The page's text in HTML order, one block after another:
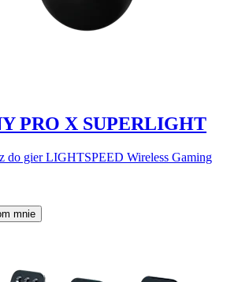
PRO X SUPERLIGHT
do gier LIGHTSPEED Wireless Gaming
mnie